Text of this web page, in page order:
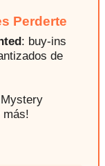
Perderte
: buy-ins
de
más!